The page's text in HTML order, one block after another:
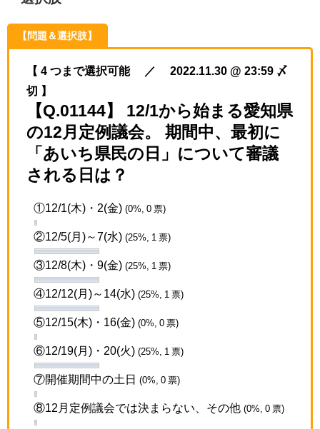
【問題＆選択肢】
【 4 つまで選択可能 ／ 2022.11.30 @ 23:59 〆
切 】
【Q.01144】 12/1から始まる愛知県
の12月定例議会。 期間中、最初に
「あいち県民の日」について審議
される日は？
①12/1(木)・2(金) (0%, 0 票)
②12/5(月)～7(水) (25%, 1 票)
③12/8(木)・9(金) (25%, 1 票)
④12/12(月)～14(水) (25%, 1 票)
⑤12/15(木)・16(金) (0%, 0 票)
⑥12/19(月)・20(火) (25%, 1 票)
⑦開催期間中の土日 (0%, 0 票)
⑧12月定例議会では決まらない、その他 (0%, 0 票)